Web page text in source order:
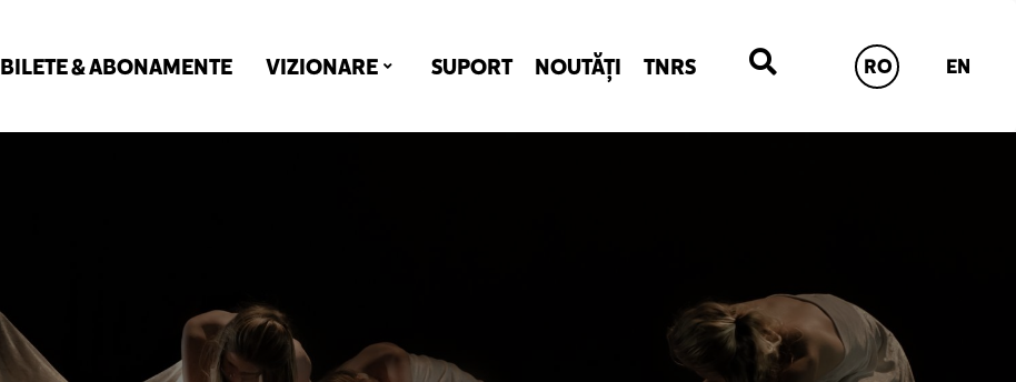
BILETE & ABONAMENTE VIZIONARE SUPORT NOUTĂȚI TNRS RO EN